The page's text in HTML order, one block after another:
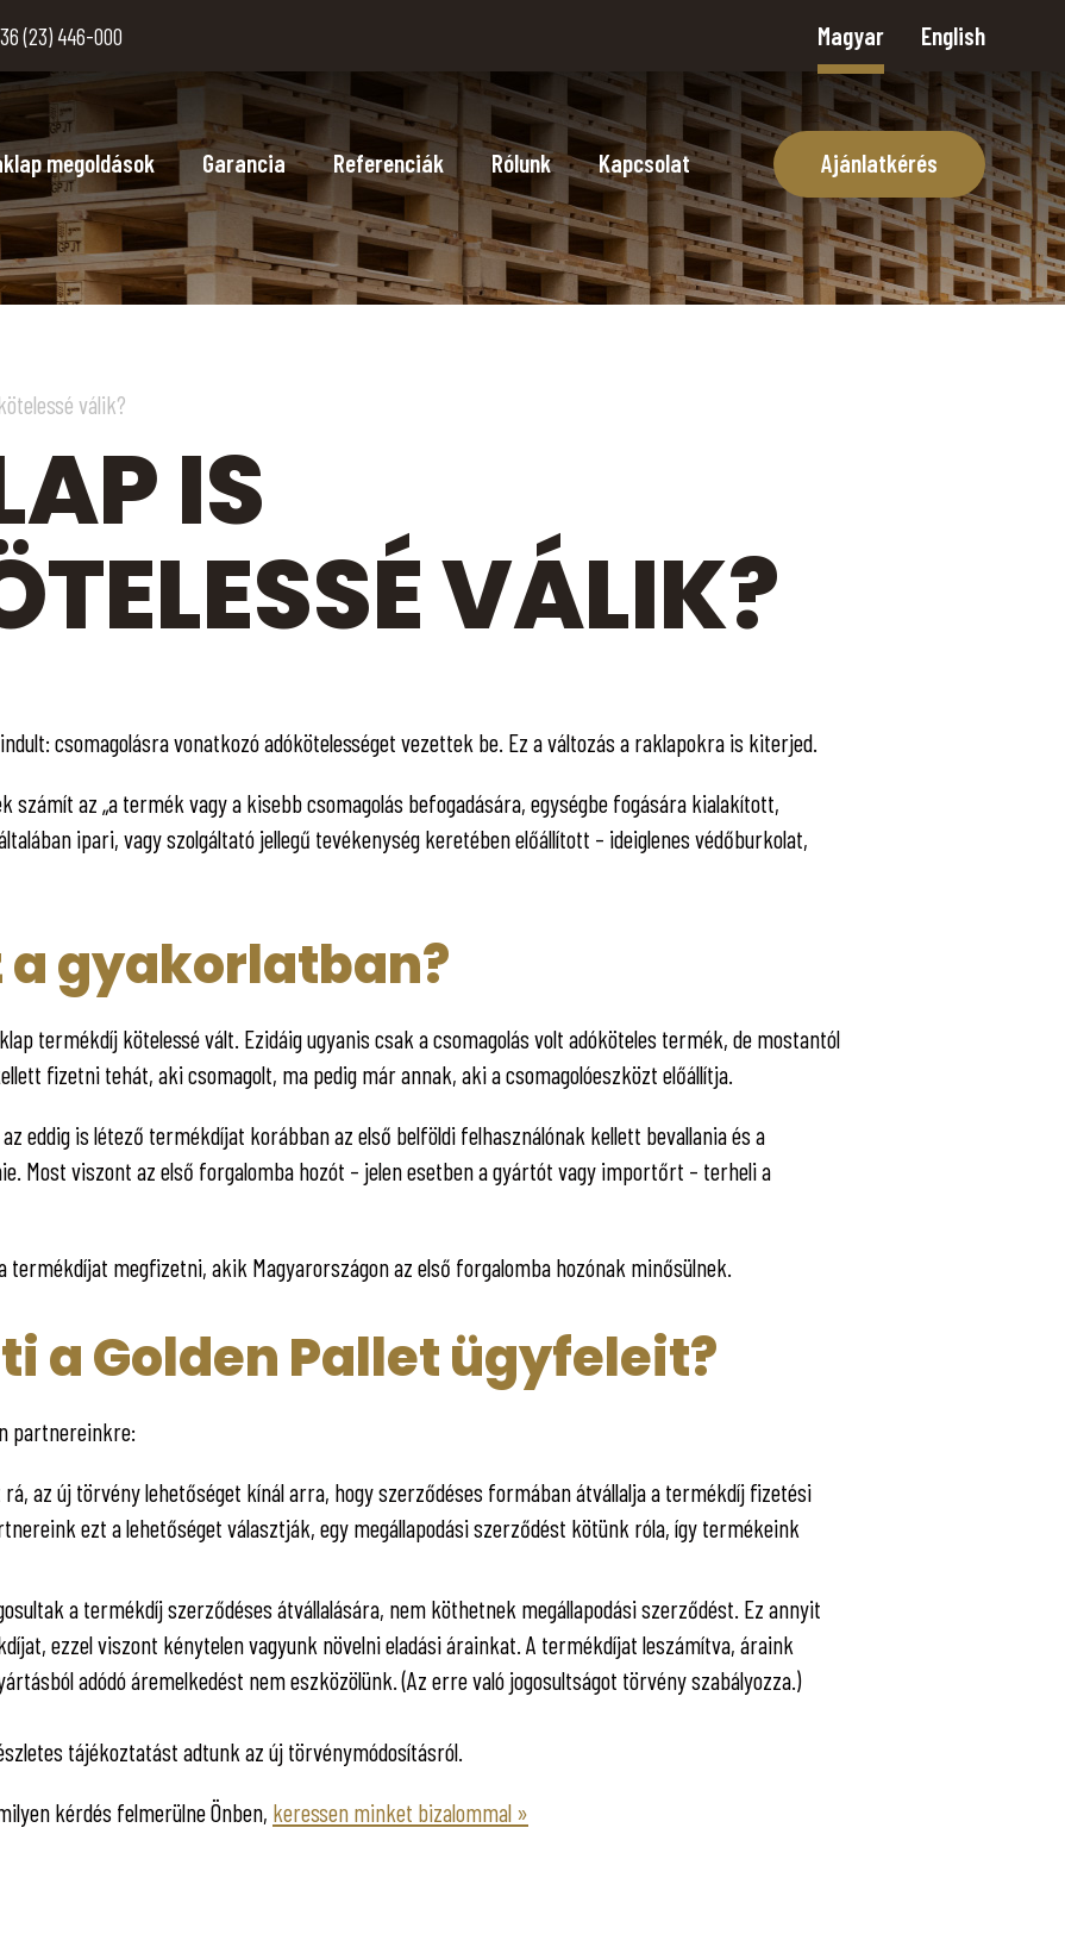
(23) 446-000 Magyar English
megoldások Garancia Referenciák Rólunk Kapcsolat Ajánlatkérés
válik?
IS
VÁLIK?
csomagolásra vonatkozó adókötelességet vezettek be. Ez a változás a raklapokra is kiterjed.
számít az „a termék vagy a kisebb csomagolás befogadására, egységbe fogására kialakított,
ipari, vagy szolgáltató jellegű tevékenység keretében előállított – ideiglenes védőburkolat,
a gyakorlatban?
termékdíj kötelessé vált. Ezidáig ugyanis csak a csomagolás volt adóköteles termék, de mostantól
fizetni tehát, aki csomagolt, ma pedig már annak, aki a csomagolóeszközt előállítja.
eddig is létező termékdíjat korábban az első belföldi felhasználónak kellett bevallania és a
Most viszont az első forgalomba hozót – jelen esetben a gyártót vagy importőrt – terheli a
termékdíjat megfizetni, akik Magyarországon az első forgalomba hozónak minősülnek.
a Golden Pallet ügyfeleit?
partnereinkre:
az új törvény lehetőséget kínál arra, hogy szerződéses formában átvállalja a termékdíj fizetési
ezt a lehetőséget választják, egy megállapodási szerződést kötünk róla, így termékeink
a termékdíj szerződéses átvállalására, nem köthetnek megállapodási szerződést. Ez annyit
ezzel viszont kénytelen vagyunk növelni eladási árainkat. A termékdíjat leszámítva, áraink
adódó áremelkedést nem eszközölünk. (Az erre való jogosultságot törvény szabályozza.)
tájékoztatást adtunk az új törvénymódosításról.
kérdés felmerülne Önben, keressen minket bizalommal »